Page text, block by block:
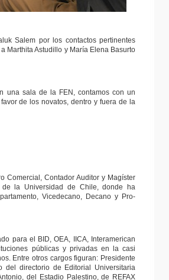
Salem por los contactos pertinentes
Marthita Astudillo y María Elena Basurto
una sala de la FEN, contamos con un
de los novatos, dentro y fuera de la
Comercial, Contador Auditor y Magíster
de la Universidad de Chile, donde ha
Vicedecano, Decano y Pro-
para el BID, OEA, IICA, Interamerican
públicas y privadas en la casi
Entre otros cargos figuran: Presidente
del directorio de Editorial Universitaria
del Estadio Palestino, de REFAX